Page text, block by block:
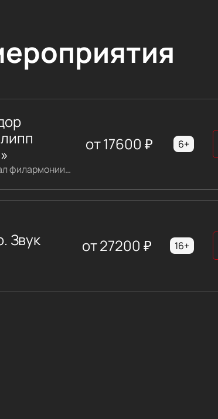
Санкт-Петербург, Большой зал филармонии имени Шостаковича
от17600 ₽ 6+
Звук
от27200 ₽ 16+